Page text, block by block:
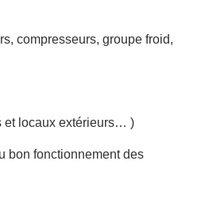
compresseurs, groupe froid,
et locaux extérieurs… )
bon fonctionnement des